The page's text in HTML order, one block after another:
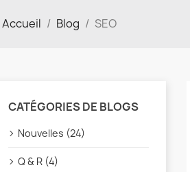
Accueil Blog SEO
CATÉGORIES DE BLOGS
Nouvelles (24)
Q & R (4)